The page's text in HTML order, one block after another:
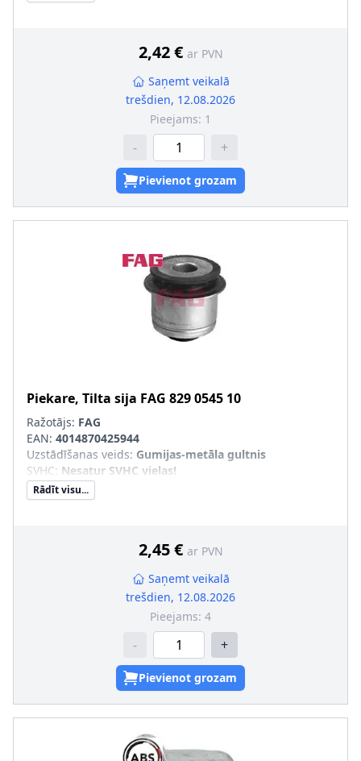
2,42 € ar PVN
Saņemt veikalā
trešdien, 12.08.2026
Pieejams: 1
- +
Pievienot grozam
Piekare, Tilta sija FAG 829 0545 10
Ražotājs: FAG
EAN: 4014870425944
Uzstādīšanas veids: Gumijas-metāla gultnis
SVHC: Nesatur SVHC vielas!
Rādīt visu...
2,45 € ar PVN
Saņemt veikalā
trešdien, 12.08.2026
Pieejams: 4
- +
Pievienot grozam